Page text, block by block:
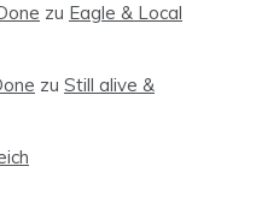
zu Eagle & Local
zu Still alive &